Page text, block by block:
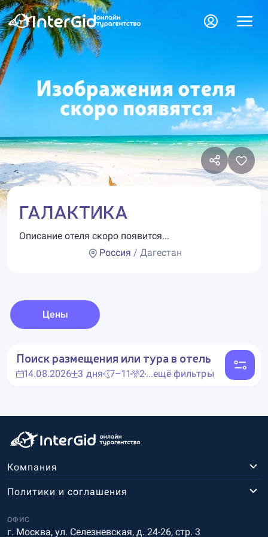
ГАЛАКТИКА
Описание отеля скоро появится...
Россия / Дагестан
Цены
Поиск размещения или тура в отель
14.08.2026 3 дня 7–11 2...ещё фильтры
Компания
ОФИС
г. Москва, ул. Селезневская, д. 24-26, стр. 3
Политики и соглашения